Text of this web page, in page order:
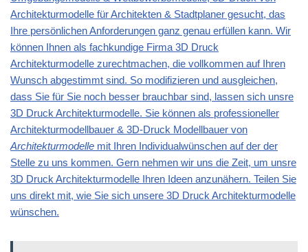
Architekturmodelle für Architekten & Stadtplaner gesucht, das
Ihre persönlichen Anforderungen ganz genau erfüllen kann. Wir
können Ihnen als fachkundige Firma 3D Druck
Architekturmodelle zurechtmachen, die vollkommen auf Ihren
Wunsch abgestimmt sind. So modifizieren und ausgleichen,
dass Sie für Sie noch besser brauchbar sind, lassen sich unsre
3D Druck Architekturmodelle. Sie können als professioneller
Architekturmodellbauer & 3D-Druck Modellbauer von
Architekturmodelle mit Ihren Individualwünschen auf der der
Stelle zu uns kommen. Gern nehmen wir uns die Zeit, um unsre
3D Druck Architekturmodelle Ihren Ideen anzunähern. Teilen Sie
uns direkt mit, wie Sie sich unsere 3D Druck Architekturmodelle
wünschen.